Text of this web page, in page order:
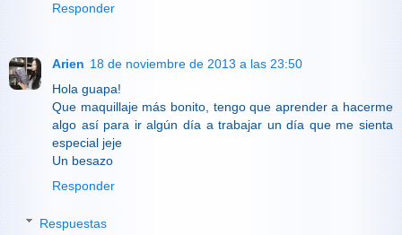
Responder
Arien 18 de noviembre de 2013 a las 23:50
Hola guapa!
Que maquillaje más bonito, tengo que aprender a hacerme
algo así para ir algún día a trabajar un día que me sienta
especial jeje
Un besazo
Responder
Respuestas